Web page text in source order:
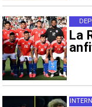
La